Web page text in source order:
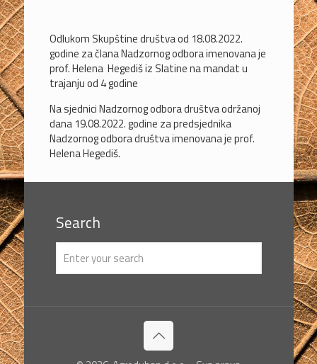
Odlukom Skupštine društva od 18.08.2022.
godine za člana Nadzornog odbora imenovana je
prof. Helena Hegediš iz Slatine na mandat u
trajanju od 4 godine
Na sjednici Nadzornog odbora društva održanoj
dana 19.08.2022. godine za predsjednika
Nadzornog odbora društva imenovana je prof.
Helena Hegediš.
Search